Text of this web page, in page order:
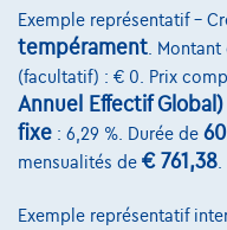
Exemple représentatif –
tempérament .
(facultatif) : € 0. Prix
Annuel Effectif Global)
fixe : 6,29 %. Durée de
mensualités de € 761,38
Exemple représentatif